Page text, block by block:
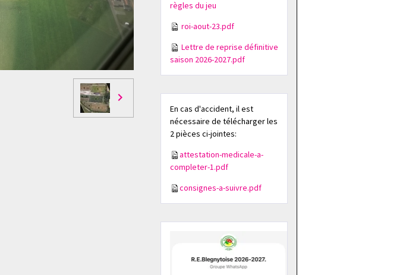
règles du jeu
roi-aout-23.pdf
Lettre de reprise définitive
saison 2026-2027.pdf
En cas d'accident, il est
nécessaire de télécharger les
2 pièces ci-jointes:
attestation-medicale-a-
completer-1.pdf
consignes-a-suivre.pdf